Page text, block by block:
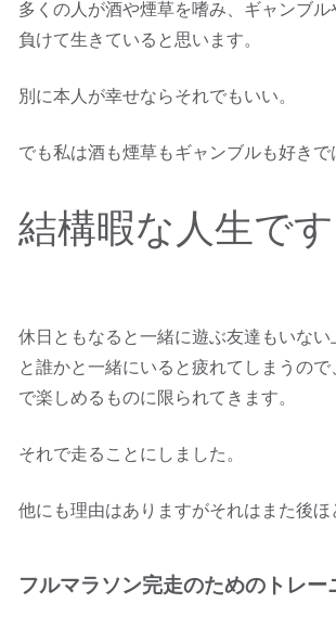
多くの人が酒や煙草を嗜み、ギャンブル
負けて生きていると思います。
別に本人が幸せならそれでもいい。
でも私は酒も煙草もギャンブルも好きで
結構暇な人生です
休日ともなると一緒に遊ぶ友達もいな
と誰かと一緒にいると疲れてしまうので
で楽しめるものに限られてきます。
それで走ることにしました。
他にも理由はありますがそれはまた後ほ
フルマラソン完走のためのトレー